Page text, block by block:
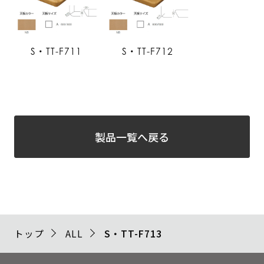
S・TT-F711 S・TT-F712
製品一覧へ戻る
トップ ALL S・TT-F713